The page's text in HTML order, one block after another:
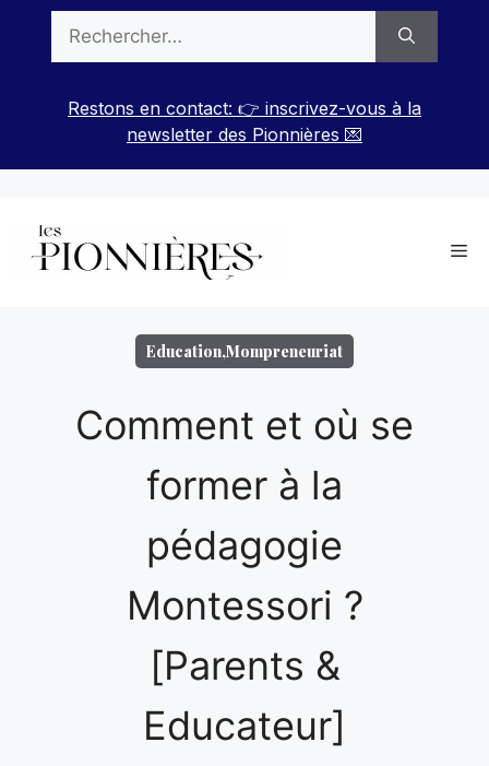
contenu
Restons en contact: 👉 inscrivez-vous à la
newsletter des Pionnières 💌
Education,Mompreneuriat
Comment et où se
former à la
pédagogie
Montessori ?
[Parents &
Educateur]